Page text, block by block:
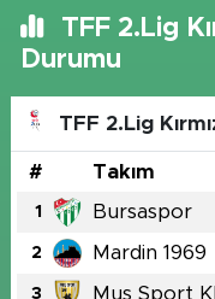
TFF 2.Lig
Durumu
TFF 2.Lig
# Takım
1 Bursaspor
2 Mardin 1969
3 Muş Sport